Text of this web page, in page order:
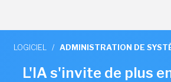
LOGICIEL / ADMINISTRATION DE
L'IA s'invite de plus